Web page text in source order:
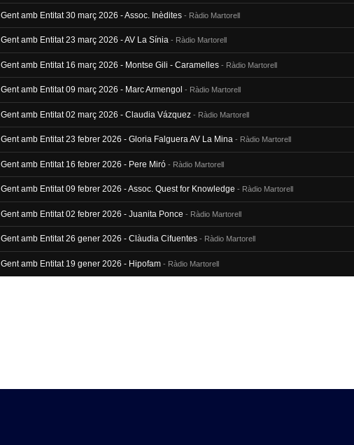
Gent amb Entitat 30 març 2026 - Assoc. Inèdites - Ràdio Martorell
Gent amb Entitat 23 març 2026 - AV La Sínia - Ràdio Martorell
Gent amb Entitat 16 març 2026 - Montse Gili - Caramelles - Ràdio Martorell
Gent amb Entitat 09 març 2026 - Marc Armengol - Ràdio Martorell
Gent amb Entitat 02 març 2026 - Claudia Vázquez - Ràdio Martorell
Gent amb Entitat 23 febrer 2026 - Gloria Falguera AV La Mina - Ràdio Martorell
Gent amb Entitat 16 febrer 2026 - Pere Miró - Ràdio Martorell
Gent amb Entitat 09 febrer 2026 - Assoc. Quest for Knowledge - Ràdio Martorell
Gent amb Entitat 02 febrer 2026 - Juanita Ponce - Ràdio Martorell
Gent amb Entitat 26 gener 2026 - Clàudia Cifuentes - Ràdio Martorell
Gent amb Entitat 19 gener 2026 - Hipofam - Ràdio Martorell
Gent amb Entitat 01 desembre 2025 Creu Roja Roger Trilles- Ràdio Martorell